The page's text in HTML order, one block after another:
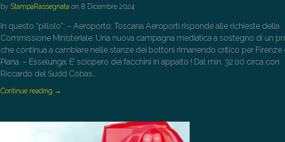
by StampaRassegnata on 8 Dicembre 2024
In questo “pillolo”: – Aeroporto: Toscana Aeroporti risponde alle richieste della
Commissione Ministeriale. Una nuova campagna mediatica a sostegno di un
che continua a cambiare nelle stanze dei bottoni rimanendo critico per Firenze
Piana. – Esselunga: E’ sciopero dei facchini in appalto ! Dal min. 32.00 circa con
Riccardo del Sudd Cobas…
Continue reading →